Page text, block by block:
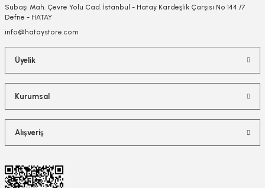
Subaşı Mah. Çevre Yolu Cad. İstanbul - Hatay Kardeşlik Çarşısı No 144 /7
Defne - HATAY
info@hataystore.com
Üyelik
Kurumsal
Alışveriş